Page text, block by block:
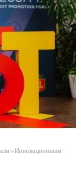
«Инновационным